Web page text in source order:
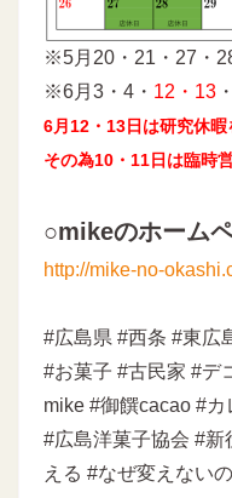
※5月20・21・27・
※6月3・4・ 12・13
6月12・13日は研究休
その為10・11日は臨時
○mikeのホーム
http://mike-no-
#広島県 #西条 #東広
#お菓子 #古民家 #デ
mike #御饌cacao #カ
#広島洋菓子協会 #新
える #なぜ変えない